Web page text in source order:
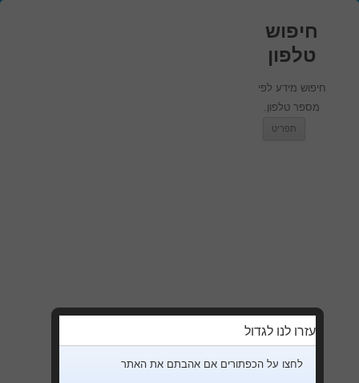
חיפוש
טלפון
חיפוש מידע לפי
מספר טלפון.
תפריט
עזרו לנו לגדול
לחצו על הכפתורים אם אהבתם את האתר